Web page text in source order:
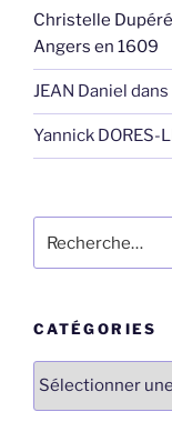
Christelle Dupéré
Angers en 1609
JEAN Daniel dans
Yannick DORES-
pour
CATÉGORIES
Catégories